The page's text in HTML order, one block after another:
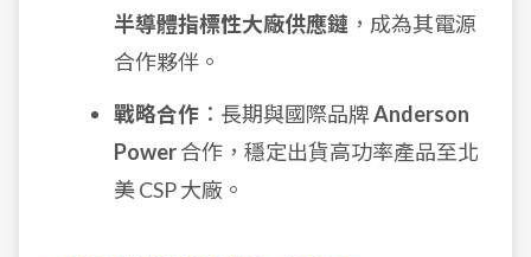
半導體指標性大廠供應鏈 ，成為其電源
合作夥伴。
戰略合作 ：長期與國際品牌Anderson
Power合作，穩定出貨高功率產品至北
美 CSP 大廠。